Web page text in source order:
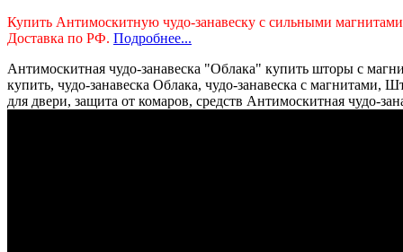
Купить Антимоскитную чудо-занавеску с сильными
Доставка по РФ. Подробнее...
Антимоскитная чудо-занавеска "Облака" купить шторы с
купить, чудо-занавеска Облака, чудо-занавеска с
для двери, защита от комаров, средств Антимоскитная чудо-